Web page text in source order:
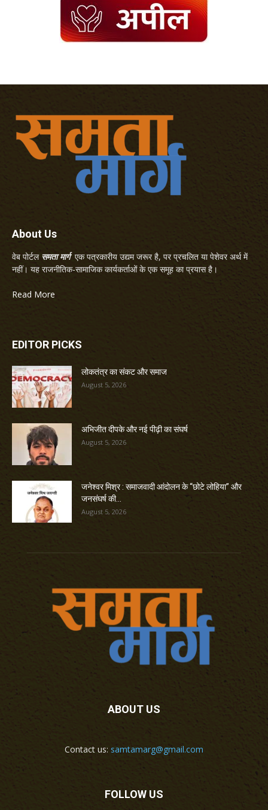
About Us
वेब पोर्टल समता मार्गएक पत्रकारीय उद्यम जरूर है, पर प्रचलित या पेशेवर अर्थ में
नहीं। यह राजनीतिक-सामाजिक कार्यकर्ताओं के एक समूह का प्रयास है।
Read More
EDITOR PICKS
लोकतंत्र का संकट और समाज
August 5, 2026
अभिजीत दीपके और नई पीढ़ी का संघर्ष
August 5, 2026
जनेश्वर मिश्र : समाजवादी आंदोलन के “छोटे लोहिया” और
जनसंघर्ष की...
August 5, 2026
ABOUT US
Contact us: samtamarg@gmail.com
FOLLOW US